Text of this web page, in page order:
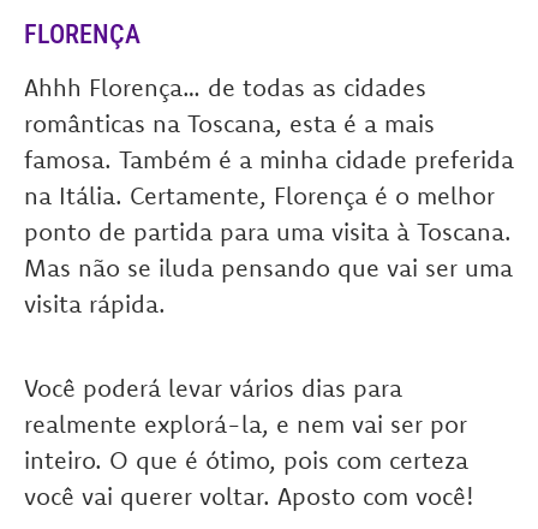
FLORENÇA
Ahhh Florença… de todas as cidades
românticas na Toscana, esta é a mais
famosa. Também é a minha cidade preferida
na Itália. Certamente, Florença é o melhor
ponto de partida para uma visita à Toscana.
Mas não se iluda pensando que vai ser uma
visita rápida.
Você poderá levar vários dias para
realmente explorá-la, e nem vai ser por
inteiro. O que é ótimo, pois com certeza
você vai querer voltar. Aposto com você!